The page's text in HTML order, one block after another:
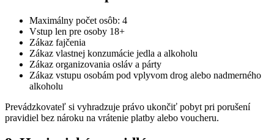
Maximálny počet osôb: 4
Vstup len pre osoby 18+
Zákaz fajčenia
Zákaz vlastnej konzumácie jedla a alkoholu
Zákaz organizovania osláv a párty
Zákaz vstupu osobám pod vplyvom drog alebo nadmerného
alkoholu
Prevádzkovateľ si vyhradzuje právo ukončiť pobyt pri porušení
pravidiel bez nároku na vrátenie platby alebo voucheru.